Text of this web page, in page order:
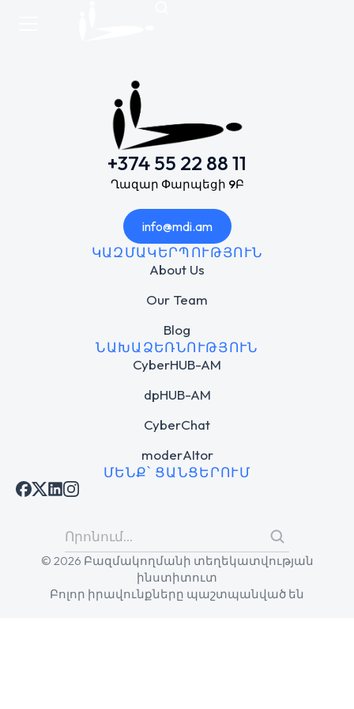
+374 55 22 88 11
Ղազար Փարպեցի 9Բ
info@mdi.am
ԿԱԶՄԱԿԵՐՊՈՒԹՅՈՒՆ
About Us
Our Team
Blog
ՆԱԽԱՁԵՌՆՈՒԹՅՈՒՆ
CyberHUB-AM
dpHUB-AM
CyberChat
moderAItor
ՄԵՆՔ՝ ՑԱՆՑԵՐՈՒՄ
© 2026 Բազմակողմանի տեղեկատվության
ինստիտուտ
Բոլոր իրավունքները պաշտպանված են